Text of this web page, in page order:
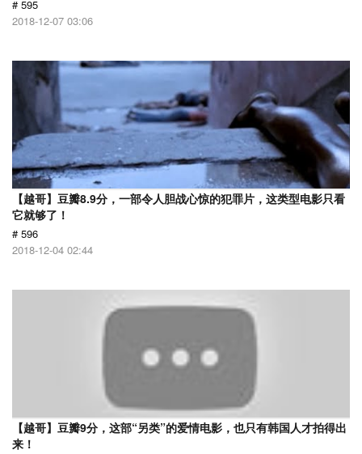
# 595
2018-12-07 03:06
【越哥】豆瓣8.9分，一部令人胆战心惊的犯罪片，这类型电影只看
它就够了！
# 596
2018-12-04 02:44
【越哥】豆瓣9分，这部“另类”的爱情电影，也只有韩国人才拍得出
来！